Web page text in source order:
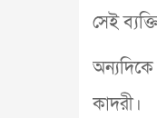
সেই
অন্যদিকে
কাদরী।